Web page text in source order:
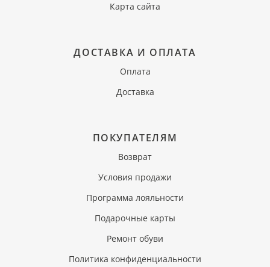
Карта сайта
ДОСТАВКА И ОПЛАТА
Оплата
Доставка
ПОКУПАТЕЛЯМ
Возврат
Условия продажи
Программа лояльности
Подарочные карты
Ремонт обуви
Политика конфиденциальности